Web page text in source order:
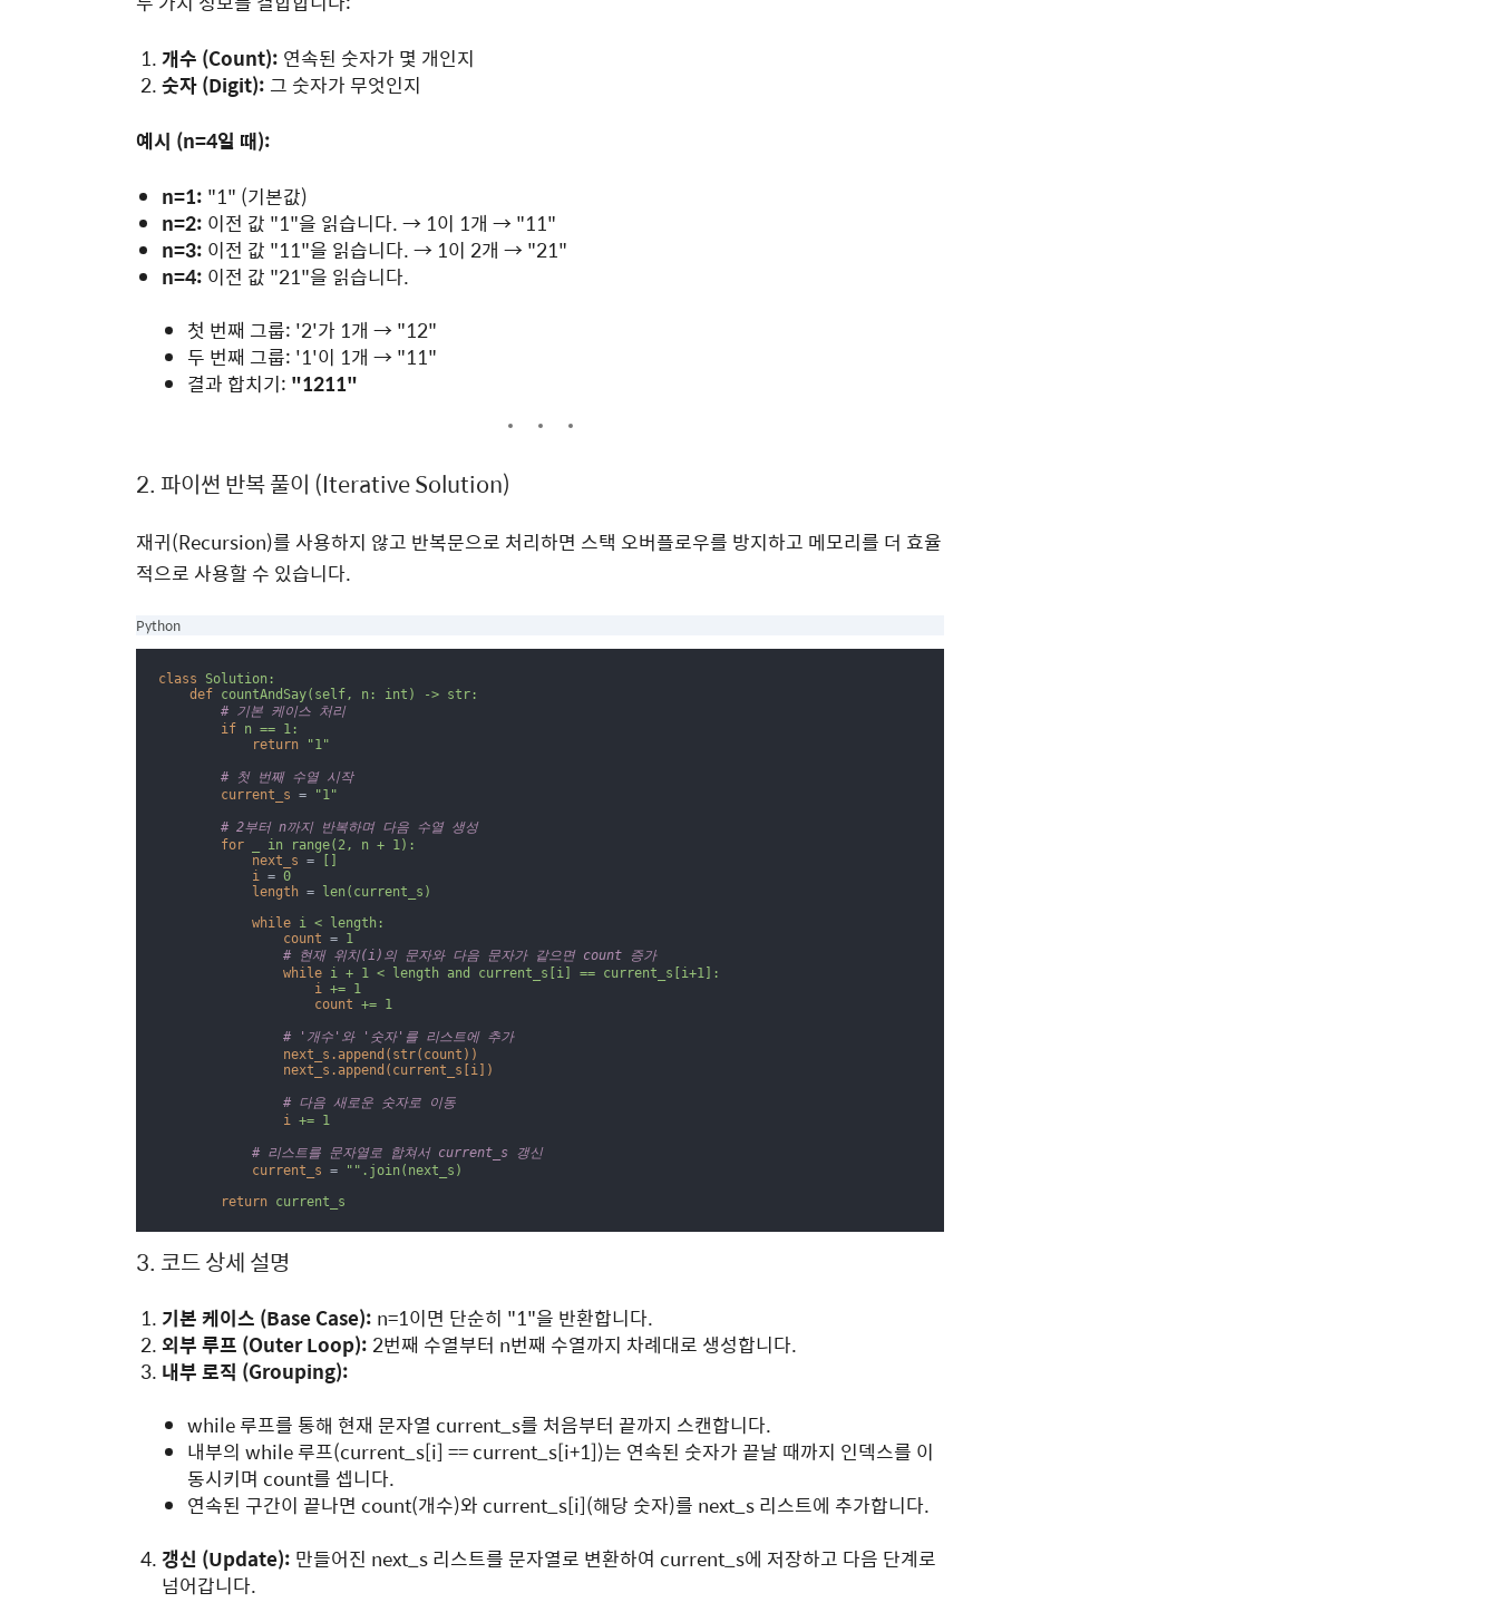
개수 (Count): 연속된 숫자가 몇 개인지
숫자 (Digit): 그 숫자가 무엇인지
예시 (n=4일 때):
n=1: "1" (기본값)
n=2: 이전 값 "1"을 읽습니다.→ 1이 1개 →"11"
n=3: 이전 값 "11"을 읽습니다.→ 1이 2개 →"21"
n=4: 이전 값 "21"을 읽습니다.
첫 번째 그룹: '2'가 1개 →"12"
두 번째 그룹: '1'이 1개 →"11"
결과 합치기: "1211"
2. 파이썬 반복 풀이 (Iterative Solution)
재귀(Recursion)를 사용하지 않고 반복문으로 처리하면 스택 오버플로우를 방지하고 메모리를 더 효율
적으로 사용할 수 있습니다.
Python
class
Solution:
def countAndSay(self, n: int) -> str:
        # 기본 케이스 처리
if n == 1:
return
"1"
        # 첫 번째 수열 시작
current_s = "1"
        # 2부터 n까지 반복하며 다음 수열 생성
for
_ in range(2, n + 1):
next_s =
i = 0
length =
len(current_s)
while i < length:
count = 1
                # 현재 위치(i)의 문자와 다음 문자가 같으면 count 증가
while i + 1 < length and current_s[i] == current_s[i+1]:
i += 1
count += 1
                # '개수'와 '숫자'를 리스트에 추가
next_s.append(str(count))
next_s.append(current_s[i])
                # 다음 새로운 숫자로 이동
i += 1
            # 리스트를 문자열로 합쳐서 current_s 갱신
current_s =
"".join(next_s)
return current_s
3. 코드 상세 설명
기본 케이스 (Base Case): n=1이면 단순히 "1"을 반환합니다.
외부 루프 (Outer Loop): 2번째 수열부터 n번째 수열까지 차례대로 생성합니다.
내부 로직 (Grouping):
while루프를 통해 현재 문자열 current_s를 처음부터 끝까지 스캔합니다.
내부의 while루프(current_s[i] == current_s[i+1])는 연속된 숫자가 끝날 때까지 인덱스를 이
동시키며 count를 셉니다.
연속된 구간이 끝나면 count(개수)와current_s[i](해당 숫자)를 next_s리스트에 추가합니다.
갱신 (Update): 만들어진 next_s리스트를 문자열로 변환하여 current_s에 저장하고 다음 단계로
넘어갑니다.